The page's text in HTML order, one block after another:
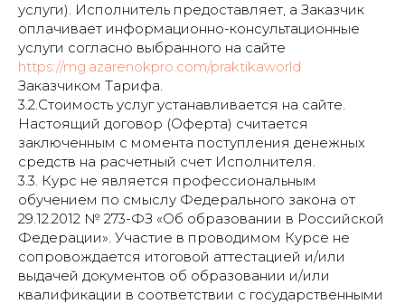
услуги). Исполнитель предоставляет, а Заказчик
оплачивает информационно-консультационные
услуги согласно выбранного на сайте
https://mg.azarenokpro.com/praktikaworld
Заказчиком Тарифа.
3.2.Стоимость услуг устанавливается на сайте.
Настоящий договор (Оферта) считается
заключенным с момента поступления денежных
средств на расчетный счет Исполнителя.
3.3. Курс не является профессиональным
обучением по смыслу Федерального закона от
29.12.2012 № 273-ФЗ «Об образовании в Российской
Федерации». Участие в проводимом Курсе не
сопровождается итоговой аттестацией и/или
выдачей документов об образовании и/или
квалификации в соответствии с государственными